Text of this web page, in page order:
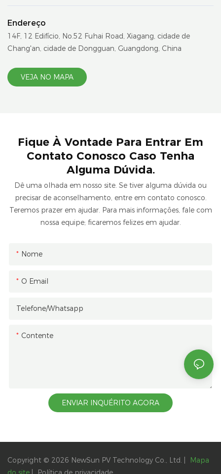
Endereço
14F, 12 Edifício, No.52 Fuhai Road, Xiagang, cidade de
Chang'an, cidade de Dongguan, Guangdong, China
VEJA NO MAPA
Fique À Vontade Para Entrar Em
Contato Conosco Caso Tenha
Alguma Dúvida.
Dê uma olhada em nosso site. Se tiver alguma dúvida ou
precisar de aconselhamento, entre em contato conosco.
Teremos prazer em ajudar. Para mais informações, fale com
nossa equipe; ficaremos felizes em ajudar.
Nome
O Email
Telefone/whatsapp
Contente
ENVIAR INQUÉRITO AGORA
Copyright © 2026 NewSun PV Technology Co., Ltd. |
Mapa